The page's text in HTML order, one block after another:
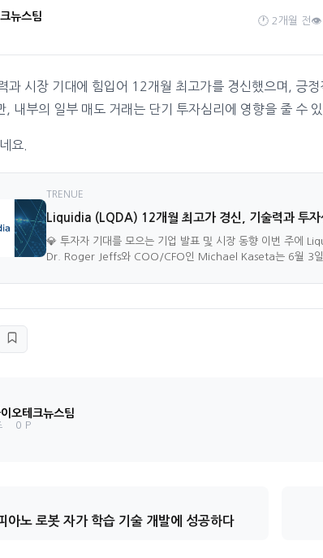
뉴스팀 🕐 2개월 전👁️
과 시장 기대에 힘입어 12개월 최고가를 경신했으며, 긍
, 내부의 일부 매도 거래는 단기 투자심리에 영향을 줄 수
요.
TRENUE
Liquidia (LQDA) 12개월 최고가 경신, 기술력과 투자
💎 투자자 기대를 모으는 기업 발표 및 시장 동향 이번 주에
Dr. Roger Jeffs와 COO/CFO인 Michael Kaseta는 6월 3일
오테크뉴스팀
0 P
아노 로봇 자가 학습 기술 개발에 성공하다